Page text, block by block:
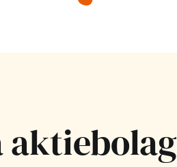
aktiebolag